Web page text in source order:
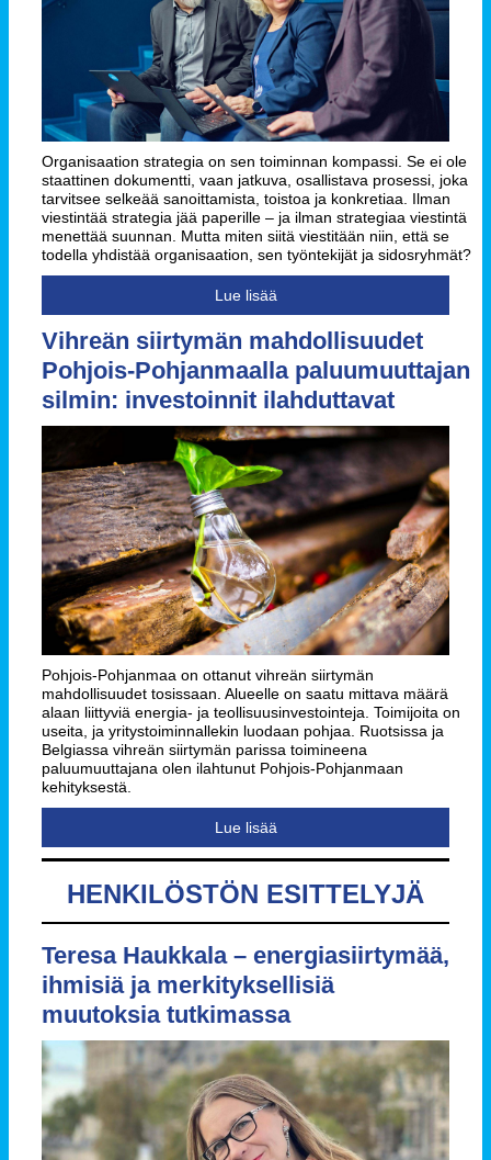
Organisaation strategia on sen toiminnan kompassi. Se ei ole
staattinen dokumentti, vaan jatkuva, osallistava prosessi, joka
tarvitsee selkeää sanoittamista, toistoa ja konkretiaa. Ilman
viestintää strategia jää paperille – ja ilman strategiaa viestintä
menettää suunnan. Mutta miten siitä viestitään niin, että se
todella yhdistää organisaation, sen työntekijät ja sidosryhmät?
Lue lisää
Vihreän siirtymän mahdollisuudet
Pohjois-Pohjanmaalla paluumuuttajan
silmin: investoinnit ilahduttavat
Pohjois-Pohjanmaa on ottanut vihreän siirtymän
mahdollisuudet tosissaan. Alueelle on saatu mittava määrä
alaan liittyviä energia- ja teollisuusinvestointeja. Toimijoita on
useita, ja yritystoiminnallekin luodaan pohjaa. Ruotsissa ja
Belgiassa vihreän siirtymän parissa toimineena
paluumuuttajana olen ilahtunut Pohjois-Pohjanmaan
kehityksestä.
Lue lisää
HENKILÖSTÖN ESITTELYJÄ
Teresa Haukkala – energiasiirtymää,
ihmisiä ja merkityksellisiä
muutoksia tutkimassa